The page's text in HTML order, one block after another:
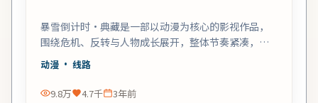
暴雪倒计时·典藏是一部以动漫为核心的影视作品，
围绕危机、反转与人物成长展开，整体节奏紧凑，值
得推荐观看。
动漫 · 线路
9.8万 4.7千 3年前